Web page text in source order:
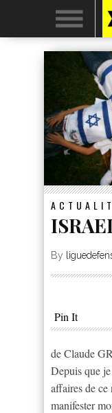
By
Pin It
de Claude
Depuis que je
affaires de ce
manifester